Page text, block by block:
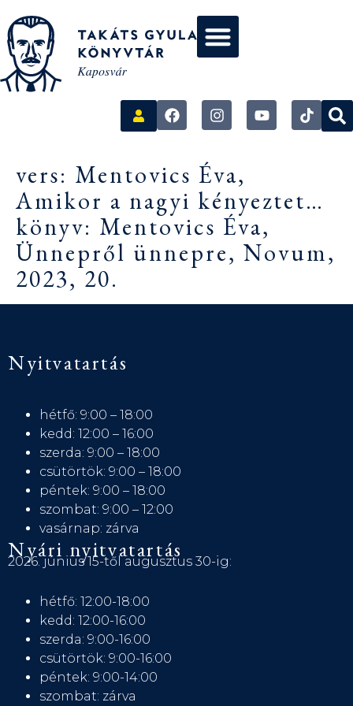
vers: Mentovics Éva,
Amikor a nagyi kényeztet…
könyv: Mentovics Éva,
Ünnepről ünnepre, Novum,
2023, 20.
Nyitvatartás
hétfő: 9:00 – 18:00
kedd: 12:00 – 16:00
szerda: 9:00 – 18:00
csütörtök: 9:00 – 18:00
péntek: 9:00 – 18:00
szombat: 9:00 – 12:00
vasárnap: zárva
Nyári nyitvatartás
2026. június 15-től augusztus 30-ig:
hétfő: 12:00-18:00
kedd: 12:00-16:00
szerda: 9:00-16:00
csütörtök: 9:00-16:00
péntek: 9:00-14:00
szombat: zárva